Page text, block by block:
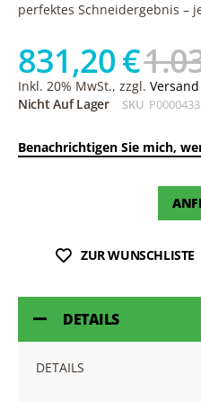
perfektes Schneidergebnis –
831,20 €
Inkl. 20% MwSt., zzgl. Versand
Nicht Auf Lager
SKU P0000433
Benachrichtigen Sie mich,
ZUR WUNSCHLISTE
DETAILS
DETAILS